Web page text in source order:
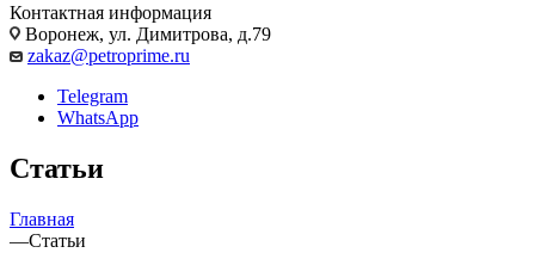
Контактная информация
Воронеж, ул. Димитрова, д.79
zakaz@petroprime.ru
Telegram
WhatsApp
Статьи
Главная
—Статьи